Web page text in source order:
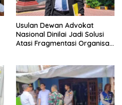
Usulan Dewan Advokat
Nasional Dinilai Jadi Solusi
Atasi Fragmentasi Organisasi